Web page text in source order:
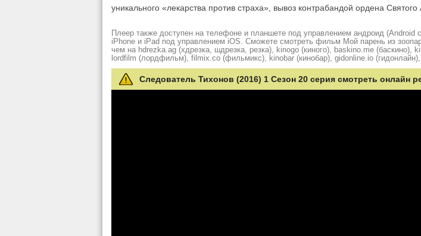
уникального «лекарства против страха», вывоз контрабандой ордена Святого
Плеер также доступен на телефоне и планшете под управлением андроид (Android
iPhone и iPad под управлением iOS. Сможете смотреть фильм Мой парень из
чем на hdrezka.ag (хдрезка, шдрезка, резка), kinogo (киного), baskino.me (баскино),
lordfilm (лордфильм), filmix.co (фильмикс), kinobar (кинобар), gidonline.io
Следователь Тихонов (2016) 1 Сезон 20 серия смотреть онлайн